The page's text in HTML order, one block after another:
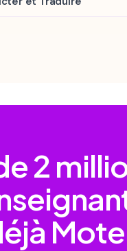
2
Mote